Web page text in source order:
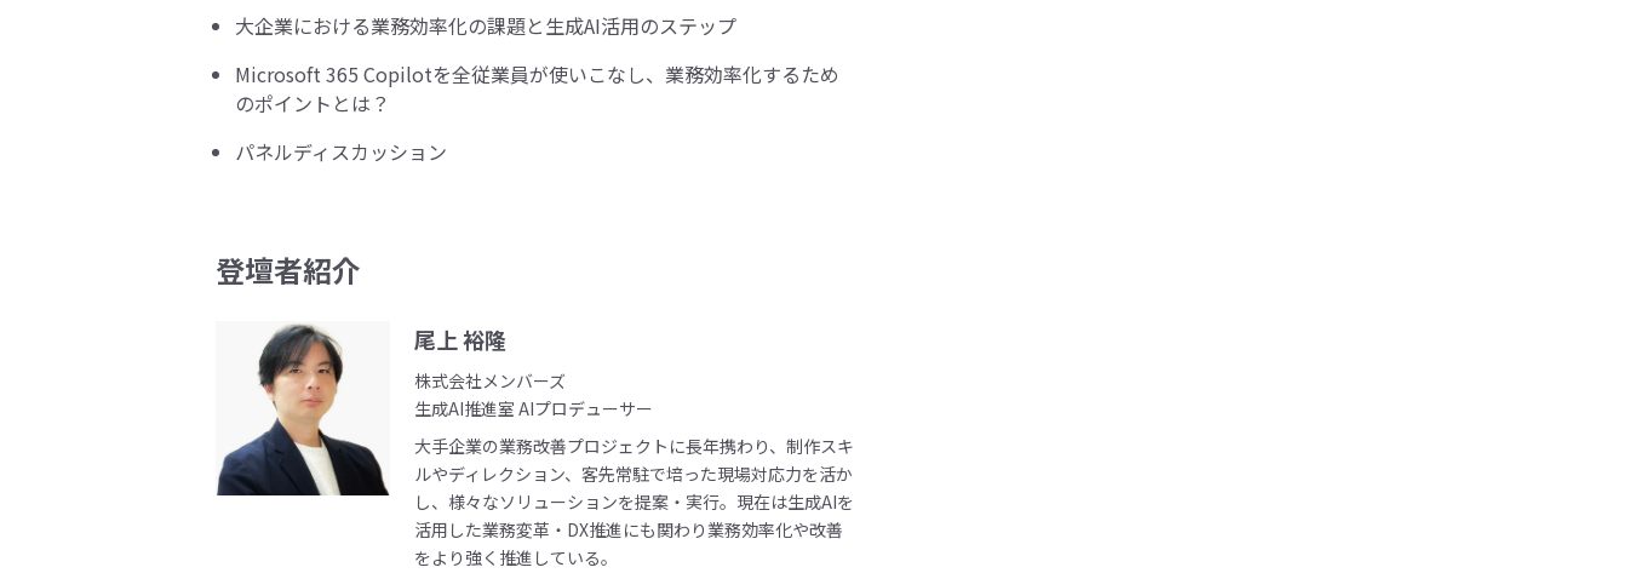
大企業における業務効率化の課題と生成AI活用のステップ
Microsoft 365 Copilotを全従業員が使いこなし、業務効率化するため
のポイントとは？
パネルディスカッション
登壇者紹介
尾上 裕隆
株式会社メンバーズ
生成AI推進室 AIプロデューサー
大手企業の業務改善プロジェクトに長年携わり、制作スキ
ルやディレクション、客先常駐で培った現場対応力を活か
し、様々なソリューションを提案・実行。現在は生成AIを
活用した業務変革・DX推進にも関わり業務効率化や改善
をより強く推進している。